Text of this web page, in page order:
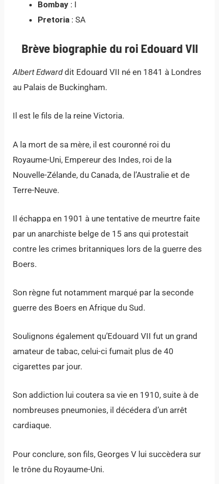
Bombay : I
Pretoria : SA
Brève biographie du roi Edouard VII
Albert Edwarddit Edouard VII né en 1841 à Londres
au Palais de Buckingham.
Il est le fils de la reine Victoria.
A la mort de sa mère, il est couronné roi du
Royaume-Uni, Empereur des Indes, roi de la
Nouvelle-Zélande, du Canada, de l’Australie et de
Terre-Neuve.
Il échappa en 1901 à une tentative de meurtre faite
par un anarchiste belge de 15 ans qui protestait
contre les crimes britanniques lors de la guerre des
Boers.
Son règne fut notamment marqué par la seconde
guerre des Boers en Afrique du Sud.
Soulignons également qu’Edouard VII fut un grand
amateur de tabac, celui-ci fumait plus de 40
cigarettes par jour.
Son addiction lui coutera sa vie en 1910, suite à de
nombreuses pneumonies, il décédera d’un arrêt
cardiaque.
Pour conclure, son fils, Georges V lui succèdera sur
le trône du Royaume-Uni.